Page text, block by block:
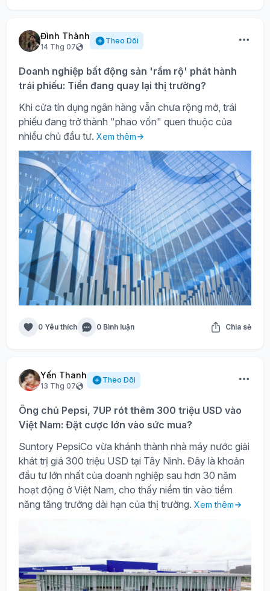
Đình Thành
14 Thg 07
Theo Dõi
Doanh nghiệp bất động sản 'rầm rộ' phát hành
trái phiếu: Tiền đang quay lại thị trường?
Khi cửa tín dụng ngân hàng vẫn chưa rộng mở, trái
phiếu đang trở thành "phao vốn" quen thuộc của
nhiều chủ đầu tư. Xem thêm
0 Yêu thích 0 Bình luận Chia sẻ
Yến Thanh
13 Thg 07
Theo Dõi
Ông chủ Pepsi, 7UP rót thêm 300 triệu USD vào
Việt Nam: Đặt cược lớn vào sức mua?
Suntory PepsiCo vừa khánh thành nhà máy nước giải
khát trị giá 300 triệu USD tại Tây Ninh. Đây là khoản
đầu tư lớn nhất của doanh nghiệp sau hơn 30 năm
hoạt động ở Việt Nam, cho thấy niềm tin vào tiềm
năng tăng trưởng dài hạn của thị trường. Xem thêm